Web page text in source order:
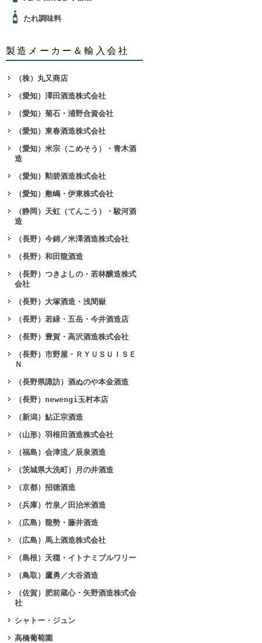
たれ調味料
製造メーカー＆輸入会社
（株）丸又商店
（愛知）澤田酒造株式会社
（愛知）菊石・浦野合資会社
（愛知）東春酒造株式会社
（愛知）米宗（こめそう）・青木酒
造
（愛知）勲碧酒造株式会社
（愛知）敷嶋・伊東株式会社
（静岡）天虹（てんこう）・駿河酒
造
（長野）今錦／米澤酒造株式会社
（長野）和田龍酒造
（長野）つきよしの・若林醸造株式
会社
（長野）大塚酒造・浅間嶽
（長野）若緑・五岳・今井酒造店
（長野）豊賀・高沢酒造株式会社
（長野）市野屋・ＲＹＵＳＵＩＳＥ
Ｎ
（長野県諏訪）酒ぬのや本金酒造
（長野）newengi玉村本店
（新潟）鮎正宗酒造
（山形）羽根田酒造株式会社
（福島）会津流／辰泉酒造
（茨城県大洗町）月の井酒造
（京都）招徳酒造
（兵庫）竹泉／田治米酒造
（広島）龍勢・藤井酒造
（広島）馬上酒造株式会社
（島根）天穏・イトナミブルワリー
（鳥取）鷹勇／大谷酒造
（佐賀）肥前蔵心・矢野酒造株式会
社
シャトー・ジュン
高橋葡萄園